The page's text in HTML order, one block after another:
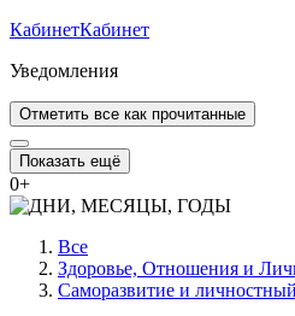
КабинетКабинет
Уведомления
Отметить все как прочитанные
Показать ещё
0+
Все
Здоровье, Отношения и
Саморазвитие и